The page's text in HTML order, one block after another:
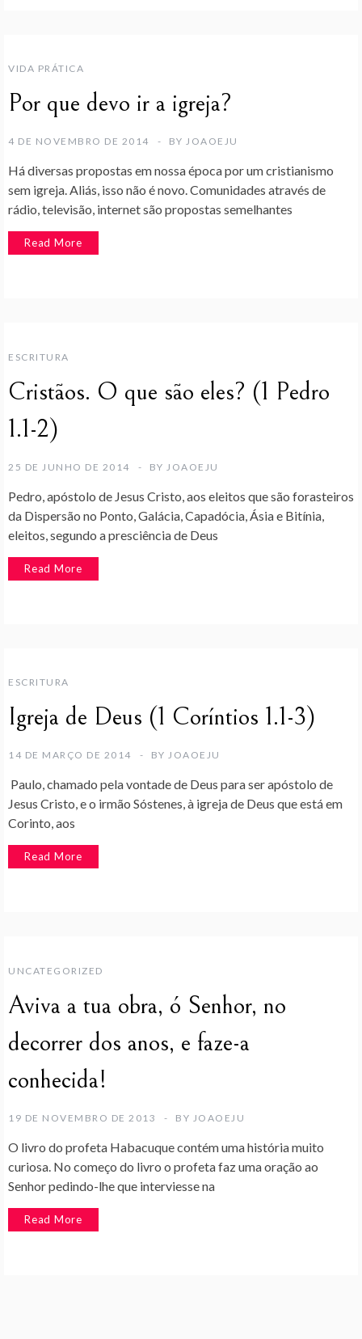
VIDA PRÁTICA
Por que devo ir a igreja?
4 DE NOVEMBRO DE 2014 BY JOAOEJU
Há diversas propostas em nossa época por um cristianismo
sem igreja. Aliás, isso não é novo. Comunidades através de
rádio, televisão, internet são propostas semelhantes
Read More
ESCRITURA
Cristãos. O que são eles? (1 Pedro
1.1-2)
25 DE JUNHO DE 2014 BY JOAOEJU
Pedro, apóstolo de Jesus Cristo, aos eleitos que são forasteiros
da Dispersão no Ponto, Galácia, Capadócia, Ásia e Bitínia,
eleitos, segundo a presciência de Deus
Read More
ESCRITURA
Igreja de Deus (1 Coríntios 1.1-3)
14 DE MARÇO DE 2014 BY JOAOEJU
Paulo, chamado pela vontade de Deus para ser apóstolo de
Jesus Cristo, e o irmão Sóstenes, à igreja de Deus que está em
Corinto, aos
Read More
UNCATEGORIZED
Aviva a tua obra, ó Senhor, no
decorrer dos anos, e faze-a
conhecida!
19 DE NOVEMBRO DE 2013 BY JOAOEJU
O livro do profeta Habacuque contém uma história muito
curiosa. No começo do livro o profeta faz uma oração ao
Senhor pedindo-lhe que interviesse na
Read More